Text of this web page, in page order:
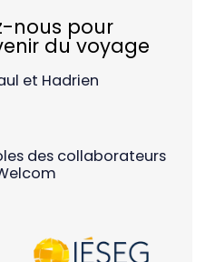
nous pour
du voyage
et Hadrien
des collaborateurs